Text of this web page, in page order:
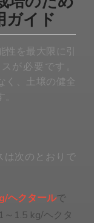
ガイド
を最大限に引
が必要です。
く、土壌の健全
次のとおりで
ヘクタールで
1.5 kg/ヘクタ